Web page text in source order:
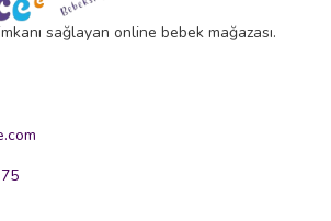
sağlayan online bebek mağazası.